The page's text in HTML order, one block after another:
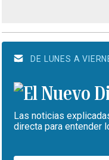
DE LUNES A
Las noticias
directa para entender